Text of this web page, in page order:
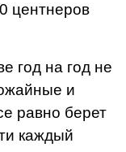
центнеров
год на год не
и
равно берет
каждый